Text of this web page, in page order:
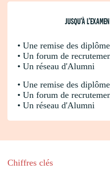
JUSQU’À
• Une remise des
• Un forum de
• Un réseau d'Alumni
• Une remise des
• Un forum de
• Un réseau d'Alumni
Chiffres clés